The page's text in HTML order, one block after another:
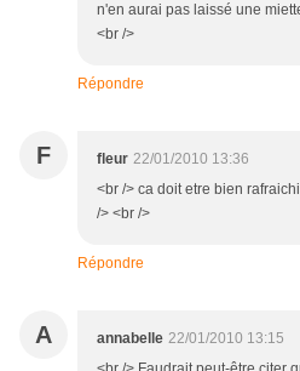
n'en aurai pas laissé une
<br />
Répondre
F fleur 22/01/2010 13:36
<br /> ca doit etre bien
/> <br />
Répondre
A annabelle 22/01/2010 13:15